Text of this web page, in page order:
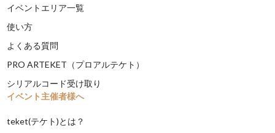
イベントエリア一覧
使い方
よくある質問
PRO ARTEKET（プロアルテケト）
シリアルコード受け取り
イベント主催者様へ
teket(テケト)とは？